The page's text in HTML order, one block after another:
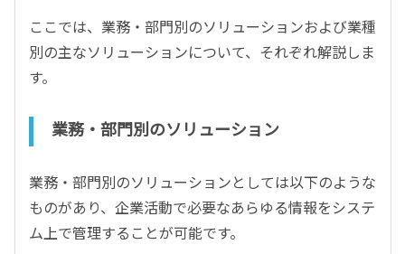
ここでは、業務・部門別のソリューションおよび業種
別の主なソリューションについて、それぞれ解説しま
す。
業務・部門別のソリューション
業務・部門別のソリューションとしては以下のような
ものがあり、企業活動で必要なあらゆる情報をシステ
ム上で管理することが可能です。